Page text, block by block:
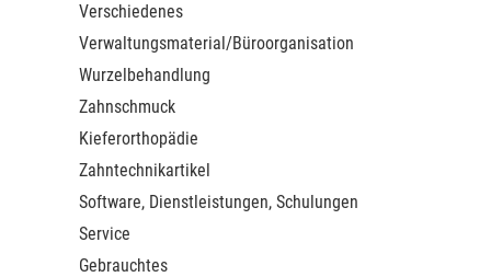
Verschiedenes
Verwaltungsmaterial/Büroorganisation
Wurzelbehandlung
Zahnschmuck
Kieferorthopädie
Zahntechnikartikel
Software, Dienstleistungen, Schulungen
Service
Gebrauchtes